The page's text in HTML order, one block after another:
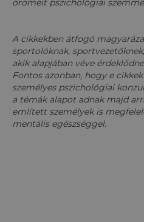
örömeit pszichológiai
A cikkekben átfogó
sportolóknak,
akik alapjában véve
Fontos azonban, hogy e
személyes pszichológiai
a témák alapot adnak majd
említett személyek is
mentális egészséggel.